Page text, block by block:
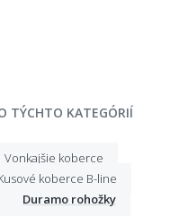
TÝCHTO KATEGÓRIÍ
Vonkajšie koberce
koberce B-line
Duramo rohožky